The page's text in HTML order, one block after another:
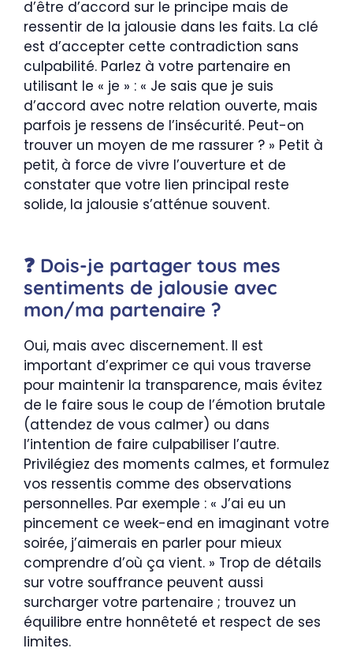
d’être d’accord sur le principe mais de
ressentir de la jalousie dans les faits. La clé
est d’accepter cette contradiction sans
culpabilité. Parlez à votre partenaire en
utilisant le « je » : « Je sais que je suis
d’accord avec notre relation ouverte, mais
parfois je ressens de l’insécurité. Peut-on
trouver un moyen de me rassurer ? » Petit à
petit, à force de vivre l’ouverture et de
constater que votre lien principal reste
solide, la jalousie s’atténue souvent.
❓ Dois-je partager tous mes
sentiments de jalousie avec
mon/ma partenaire ?
Oui, mais avec discernement. Il est
important d’exprimer ce qui vous traverse
pour maintenir la transparence, mais évitez
de le faire sous le coup de l’émotion brutale
(attendez de vous calmer) ou dans
l’intention de faire culpabiliser l’autre.
Privilégiez des moments calmes, et formulez
vos ressentis comme des observations
personnelles. Par exemple : « J’ai eu un
pincement ce week-end en imaginant votre
soirée, j’aimerais en parler pour mieux
comprendre d’où ça vient. » Trop de détails
sur votre souffrance peuvent aussi
surcharger votre partenaire ; trouvez un
équilibre entre honnêteté et respect de ses
limites.